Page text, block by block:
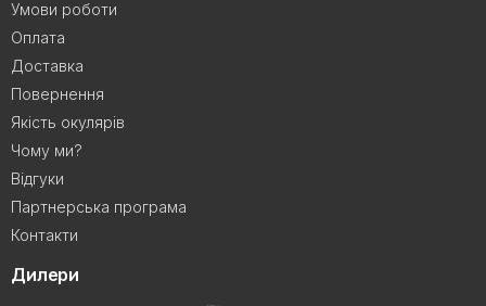
Умови роботи
Оплата
Доставка
Повернення
Якість окулярів
Чому ми?
Відгуки
Партнерська програма
Контакти
Дилери